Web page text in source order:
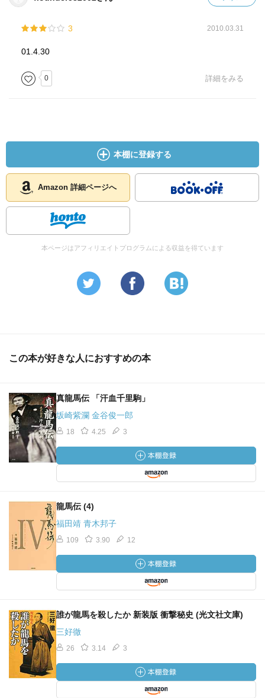
3 2010.03.31
01.4.30
0 詳細をみる
本棚に登録する
Amazon 詳細ページへ
本ページはアフィリエイトプログラムによる収益を得ています
この本が好きな人におすすめの本
真龍馬伝 「汗血千里駒」
坂崎紫瀾 金谷俊一郎
18 4.25 3
龍馬伝 (4)
福田靖 青木邦子
109 3.90 12
誰が龍馬を殺したか 新装版 衝撃秘史 (光文社文庫)
三好徹
26 3.14 3